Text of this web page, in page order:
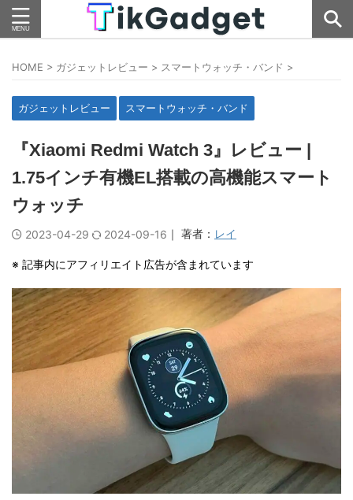
HOME > ガジェットレビュー > スマートウォッチ・バンド >
ガジェットレビュー スマートウォッチ・バンド
『Xiaomi Redmi Watch 3』レビュー |
1.75インチ有機EL搭載の高機能スマート
ウォッチ
2023-04-29 2024-09-16 ｜ 著者： レイ
※ 記事内にアフィリエイト広告が含まれています